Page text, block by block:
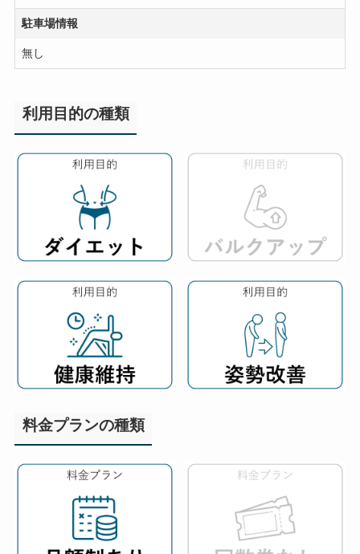
駐車場情報
無し
利用目的の種類
料金プランの種類